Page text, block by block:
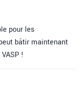
pour les
bâtir maintenant
!